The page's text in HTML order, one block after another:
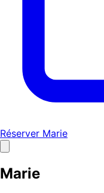
Réserver Marie
Marie